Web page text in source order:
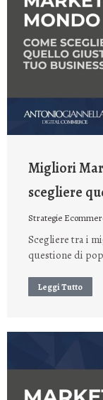
Migliori
scegliere
Strategie
Scegliere tra i
questione di
Leggi Tutto